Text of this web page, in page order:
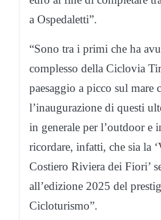
a Ospedaletti”.
“Sono tra i primi che ha
complesso della Ciclovia
paesaggio a picco sul mare
l’inaugurazione di questi
in generale per l’outdoor e
ricordare, infatti, che sia la
Costiero Riviera dei Fiori’
all’edizione 2025 del
Cicloturismo”.